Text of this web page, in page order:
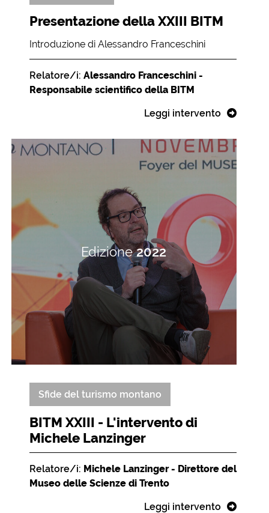
Presentazione della XXIII BITM
Introduzione di Alessandro Franceschini
Relatore/i: Alessandro Franceschini -
Responsabile scientifico della BITM
Leggi intervento
Edizione2022
Sfide del turismo montano
BITM XXIII - L'intervento di
Michele Lanzinger
Relatore/i: Michele Lanzinger - Direttore del
Museo delle Scienze di Trento
Leggi intervento